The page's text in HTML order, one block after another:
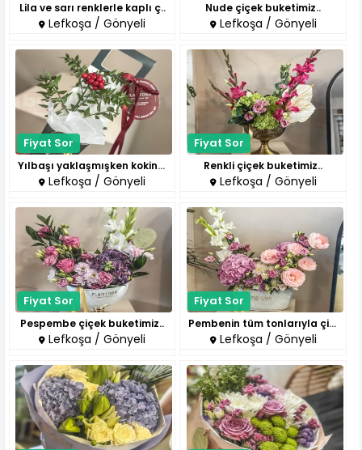
Lila ve sarı renklerle kaplı ç..
Lefkoşa / Gönyeli
Nude çiçek buketimiz..
Lefkoşa / Gönyeli
Fiyat Sor
Yılbaşı yaklaşmışken kokina çi..
Lefkoşa / Gönyeli
Fiyat Sor
Renkli çiçek buketimiz..
Lefkoşa / Gönyeli
Fiyat Sor
Pespembe çiçek buketimiz..
Lefkoşa / Gönyeli
Fiyat Sor
Pembenin tüm tonlarıyla çiçek ..
Lefkoşa / Gönyeli